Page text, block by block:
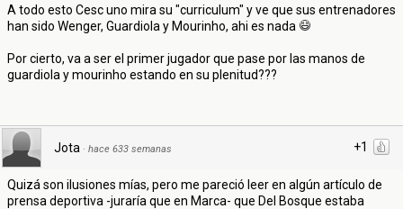
A todo esto Cesc uno mira su "curriculum" y ve que sus entrenadores
han sido Wenger, Guardiola y Mourinho, ahi es nada
Por cierto, va a ser el primer jugador que pase por las manos de
guardiola y mourinho estando en su plenitud???
+1
Jota · hace 633 semanas
Quizá son ilusiones mías, pero me pareció leer en algún artículo de
prensa deportiva -juraría que en Marca- que Del Bosque estaba